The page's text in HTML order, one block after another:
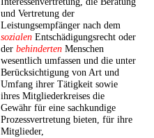
und Vertretung der
Leistungsempfänger nach dem
sozialen Entschädigungsrecht oder
der behinderten Menschen
wesentlich umfassen und die unter
Berücksichtigung von Art und
Umfang ihrer Tätigkeit sowie
ihres Mitgliederkreises die
Gewähr für eine sachkundige
Prozessvertretung bieten, für ihre
Mitglieder,